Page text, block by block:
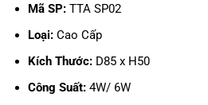
Mã SP:TTA SP02
Loại: Cao Cấp
Kích Thước:D85 x H50
Công Suất:4W/ 6W